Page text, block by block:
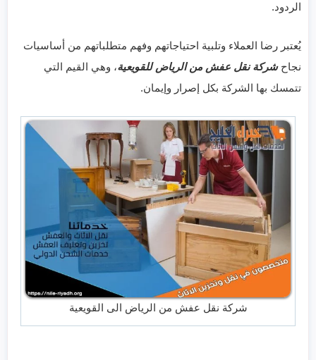
الردود.
يُعتبر رضا العملاء وتلبية احتياجاتهم وفهم متطلباتهم من أساسيات
نجاحشركة نقل عفش من الرياض للقويعية، وهي القيم التي
تتمسك بها الشركة بكل إصرار وإيمان.
شركة نقل عفش من الرياض الى القويعية